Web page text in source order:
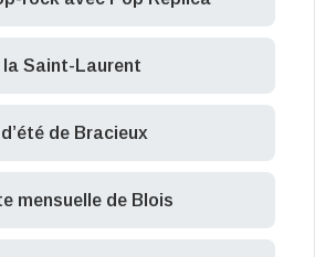
la Saint-Laurent
de Bracieux
mensuelle de Blois